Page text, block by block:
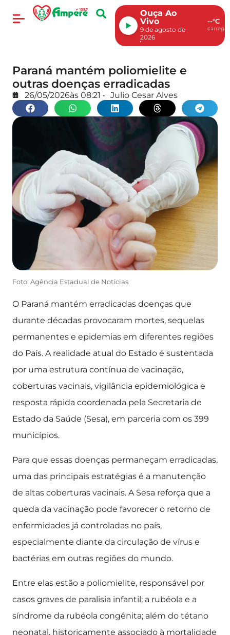
Ouça Ao
Vivo
9 de agosto de
2026
--°C
Paraná mantém poliomielite e
outras doenças erradicadas
26/05/2026às 08:21 • Julio Cesar Alves
Foto: Agência Estadual de Notícias
O Paraná mantém erradicadas doenças que
durante décadas provocaram mortes, sequelas
permanentes e epidemias em diferentes regiões
do País. A realidade atual do Estado é sustentada
por uma estrutura contínua de vacinação,
coberturas vacinais, vigilância epidemiológica e
resposta rápida coordenada pela Secretaria de
Estado da Saúde (Sesa), em parceria com os 399
municípios.
Para que essas doenças permaneçam erradicadas,
uma das principais estratégias é a manutenção
de altas coberturas vacinais. A Sesa reforça que a
queda da vacinação pode favorecer o retorno de
enfermidades já controladas no país,
especialmente diante da circulação de vírus e
bactérias em outras regiões do mundo.
Entre elas estão a poliomielite, responsável por
casos graves de paralisia infantil; a rubéola e a
síndrome da rubéola congênita; além do tétano
neonatal, historicamente associado à mortalidade